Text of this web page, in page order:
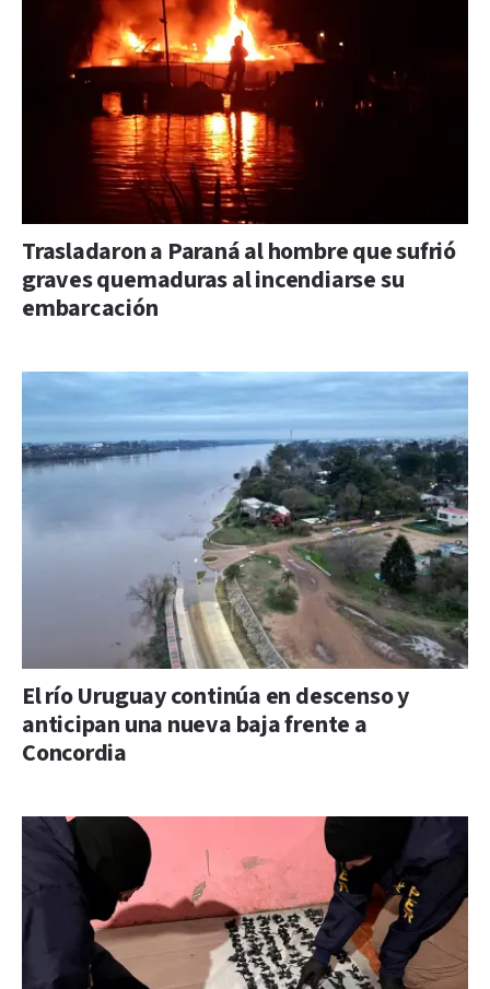
Trasladaron a Paraná al hombre que sufrió
graves quemaduras al incendiarse su
embarcación
El río Uruguay continúa en descenso y
anticipan una nueva baja frente a
Concordia